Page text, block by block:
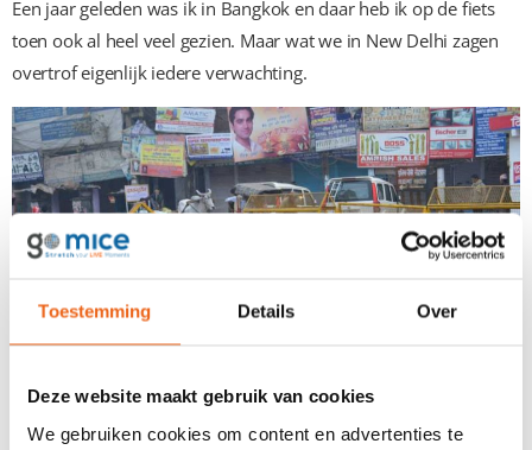
Toestemming Details Over
Deze website maakt gebruik van cookies
We gebruiken cookies om content en advertenties te
Een jaar geleden was ik in Bangkok en daar heb ik op de fiets
toen ook al heel veel gezien. Maar wat we in New Delhi zagen
overtrof eigenlijk iedere verwachting.